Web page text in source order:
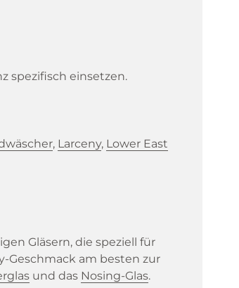
spezifisch einsetzen.
, Larceny, Lower East
Gläsern, die speziell für
Geschmack am besten zur
und das Nosing-Glas.